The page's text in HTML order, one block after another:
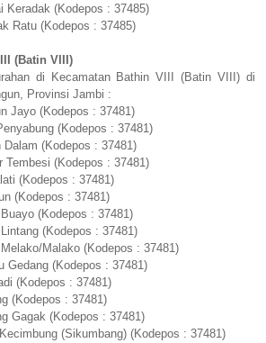
Keradak (Kodepos : 37485)
Ratu (Kodepos : 37485)
(Batin VIII)
di Kecamatan Bathin VIII (Batin VIII) di
Provinsi Jambi :
Jayo (Kodepos : 37481)
(Kodepos : 37481)
(Kodepos : 37481)
Tembesi (Kodepos : 37481)
(Kodepos : 37481)
(Kodepos : 37481)
(Kodepos : 37481)
(Kodepos : 37481)
Malako (Kodepos : 37481)
Gedang (Kodepos : 37481)
(Kodepos : 37481)
(Kodepos : 37481)
Gagak (Kodepos : 37481)
(Sikumbang) (Kodepos : 37481)